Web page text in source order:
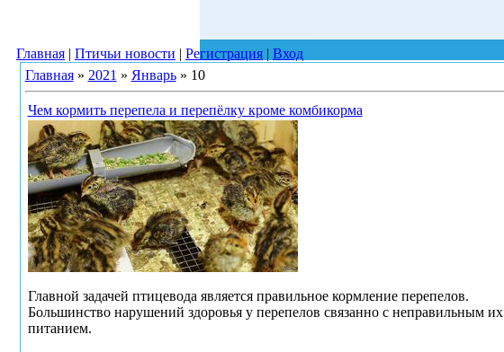
Главная | Птичьи новости | Регистрация | Вход
Главная» 2021 » Январь » 10
Чем кормить перепела и перепёлку кроме комбикорма
Главной задачей птицевода является правильное кормление перепелов.
Большинство нарушений здоровья у перепелов связанно с неправильным их
питанием.